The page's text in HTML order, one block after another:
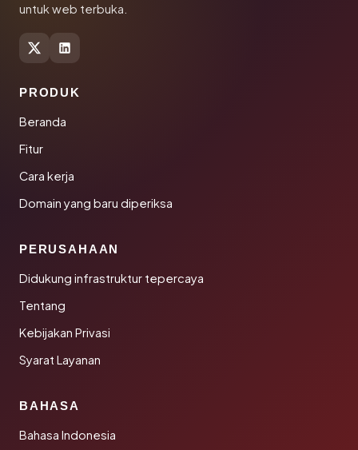
untuk web terbuka.
PRODUK
Beranda
Fitur
Cara kerja
Domain yang baru diperiksa
PERUSAHAAN
Didukung infrastruktur tepercaya
Tentang
Kebijakan Privasi
Syarat Layanan
BAHASA
Bahasa Indonesia